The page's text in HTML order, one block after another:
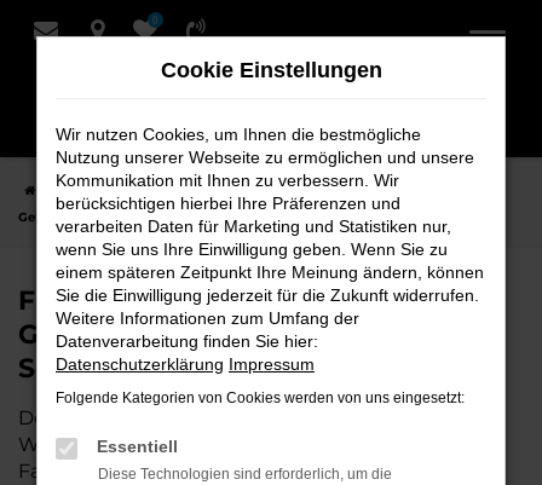
Zum
0
Startseite Weyhe VW VW Taigo
Finden Sie Ihren VW Taigo
Gebrauchtwagen für Weyhe bei Schmidt + Koch
Finden Sie Ihren VW Taigo
Gebrauchtwagen für Weyhe bei
Schmidt + Koch
Der VW Taigo ist die perfekte Wahl für alle in
Weyhe, die ein zuverlässiges und modernes
Fahrzeug suchen.Mit seiner erstklassigen
Cookie Einstellungen
Wir nutzen Cookies, um Ihnen die bestmögliche
Nutzung unserer Webseite zu ermöglichen und unsere
Kommunikation mit Ihnen zu verbessern. Wir
berücksichtigen hierbei Ihre Präferenzen und
verarbeiten Daten für Marketing und Statistiken nur,
wenn Sie uns Ihre Einwilligung geben. Wenn Sie zu
einem späteren Zeitpunkt Ihre Meinung ändern, können
Sie die Einwilligung jederzeit für die Zukunft widerrufen.
Weitere Informationen zum Umfang der
Datenverarbeitung finden Sie hier:
Datenschutzerklärung Impressum
Folgende Kategorien von Cookies werden von uns eingesetzt:
Essentiell
Diese Technologien sind erforderlich, um die